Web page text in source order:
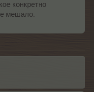
конкретно
мешало.